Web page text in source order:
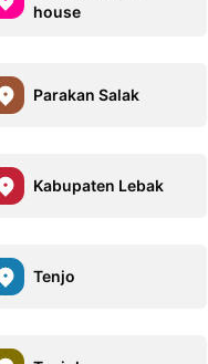
house
Parakan Salak
Kabupaten Lebak
Tenjo